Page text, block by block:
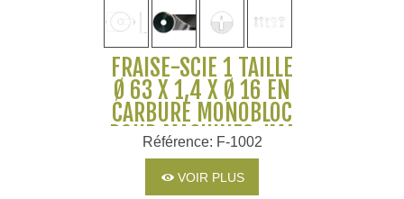
FRAISE-SCIE 1 TAILLE
Ø 63 X 1,4 X Ø 16 EN
CARBURE MONOBLOC
POUR MACHINES JMA
Référence: F-1002
VOIR PLUS